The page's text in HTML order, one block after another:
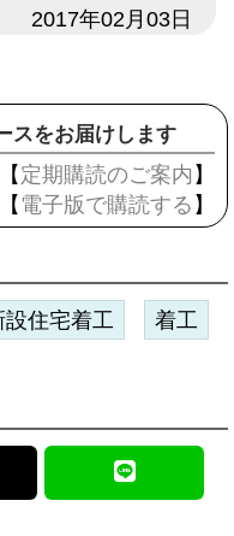
2017年02月03日
スをお届けします
定期購読のご案内 】
電子版で購読する 】
設住宅着工 着工